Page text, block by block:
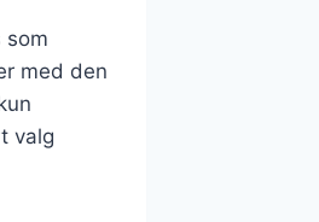
som
med den
valg